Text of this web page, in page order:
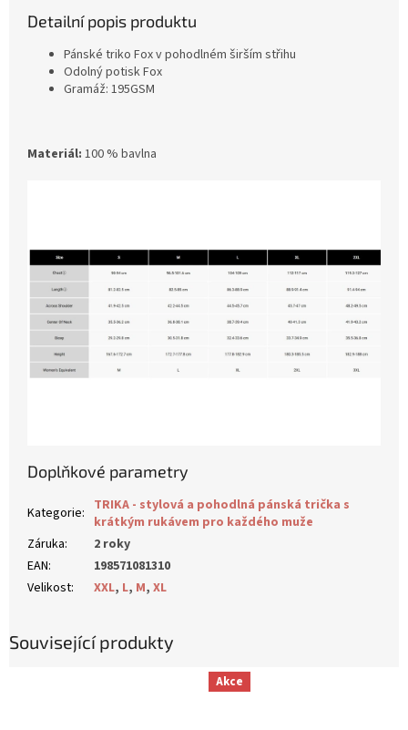
Detailní popis produktu
Pánské triko Fox v pohodlném širším střihu
Odolný potisk Fox
Gramáž: 195GSM
Materiál: 100 % bavlna
Doplňkové parametry
Kategorie: TRIKA - stylová a pohodlná pánská trička s
krátkým rukávem pro každého muže
Záruka:
2 roky
EAN:
198571081310
Velikost: XXL, L, M, XL
Související produkty
Akce